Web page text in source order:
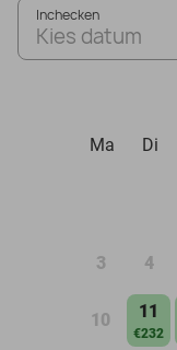
Inchecken
Kies datum
Ma
Di
3 4
10 11
€232